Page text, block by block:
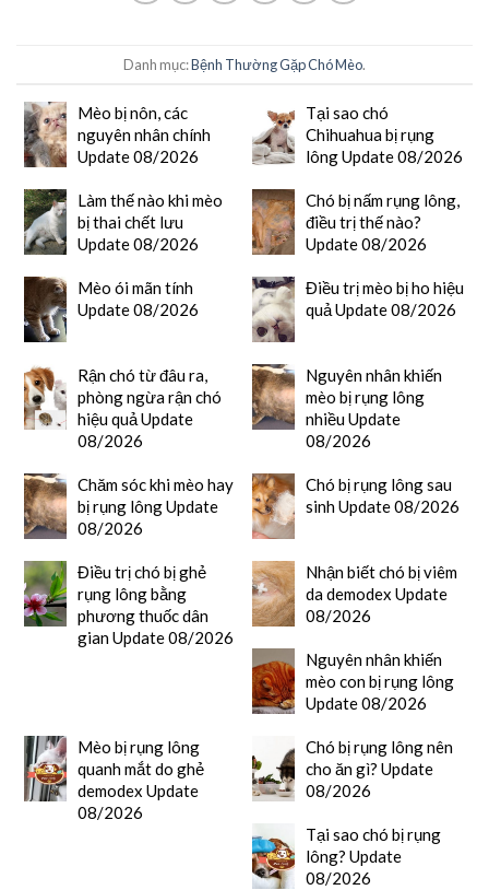
Danh mục:Bệnh Thường Gặp Chó Mèo.
Mèo bị nôn, các
nguyên nhân chính
Update 08/2026
Tại sao chó
Chihuahua bị rụng
lông Update 08/2026
Làm thế nào khi mèo
bị thai chết lưu
Update 08/2026
Chó bị nấm rụng lông,
điều trị thế nào?
Update 08/2026
Mèo ói mãn tính
Update 08/2026
Điều trị mèo bị ho hiệu
quả Update 08/2026
Rận chó từ đâu ra,
phòng ngừa rận chó
hiệu quả Update
08/2026
Nguyên nhân khiến
mèo bị rụng lông
nhiều Update
08/2026
Chăm sóc khi mèo hay
bị rụng lông Update
08/2026
Chó bị rụng lông sau
sinh Update 08/2026
Điều trị chó bị ghẻ
rụng lông bằng
phương thuốc dân
gian Update 08/2026
Nhận biết chó bị viêm
da demodex Update
08/2026
Nguyên nhân khiến
mèo con bị rụng lông
Update 08/2026
Mèo bị rụng lông
quanh mắt do ghẻ
demodex Update
08/2026
Chó bị rụng lông nên
cho ăn gì? Update
08/2026
Tại sao chó bị rụng
lông? Update
08/2026